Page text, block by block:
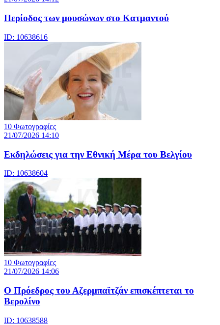
Περίοδος των μουσώνων στο Κατμαντού
ID: 10638616
10 Φωτογραφίες
21/07/2026 14:10
Eκδηλώσεις για την Εθνική Μέρα του Βελγίου
ID: 10638604
10 Φωτογραφίες
21/07/2026 14:06
Ο Πρόεδρος του Αζερμπαϊτζάν επισκέπτεται το
Βερολίνο
ID: 10638588